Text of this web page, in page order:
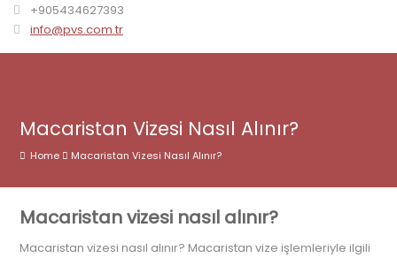
+905434627393
info@pvs.com.tr
Macaristan Vizesi Nasıl Alınır?
Home Macaristan Vizesi Nasıl Alınır?
Macaristan vizesi nasıl alınır?
Macaristan vizesi nasıl alınır? Macaristan vize işlemleriyle ilgili